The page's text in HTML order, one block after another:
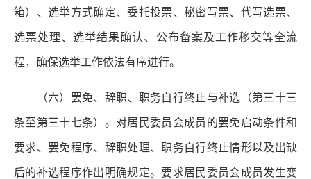
箱）、选举方式确定、委托投票、秘密写票、代写选票、
选票处理、选举结果确认、公布备案及工作移交等全流
程，确保选举工作依法有序进行。
（六）罢免、辞职、职务自行终止与补选（第三十三
条至第三十七条）。对居民委员会成员的罢免启动条件和
要求、罢免程序、辞职处理、职务自行终止情形以及出缺
后的补选程序作出明确规定。要求居民委员会成员发生变